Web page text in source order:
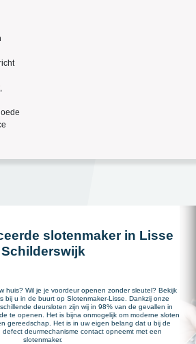
slotenmaker in Lisse
Schilderswijk
huis? Wil je je voordeur openen zonder sleutel? Bekijk
bij u in de buurt op Slotenmaker-Lisse. Dankzij onze
deursloten zijn wij in 98% van de gevallen in
te openen. Het is bijna onmogelijk om moderne sloten
gereedschap. Het is in uw eigen belang dat u bij de
deurmechanisme contact opneemt met een
slotenmaker.